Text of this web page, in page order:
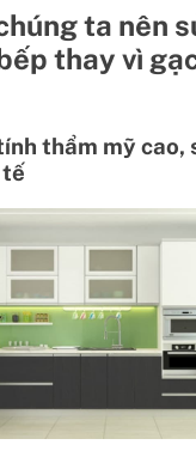
ta nên
thay vì
thẩm mỹ cao,